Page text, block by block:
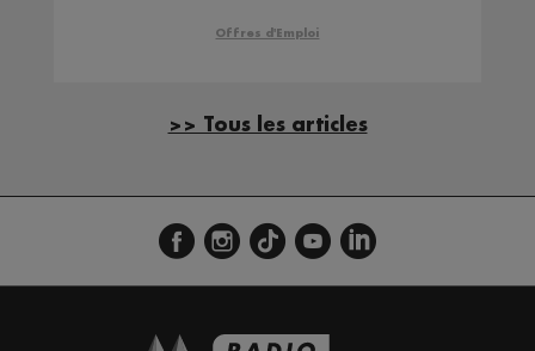
Offres d'Emploi
>> Tous les articles